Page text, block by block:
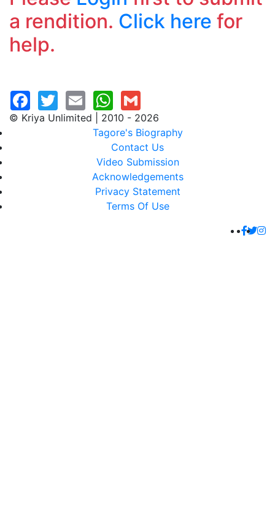
a rendition. Click here for
help.
© Kriya Unlimited | 2010 - 2026
Tagore's Biography
Contact Us
Video Submission
Acknowledgements
Privacy Statement
Terms Of Use